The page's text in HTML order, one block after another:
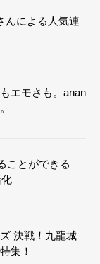
んによる人気連
エモさも。anan
ことができる
決戦！九龍城
集！